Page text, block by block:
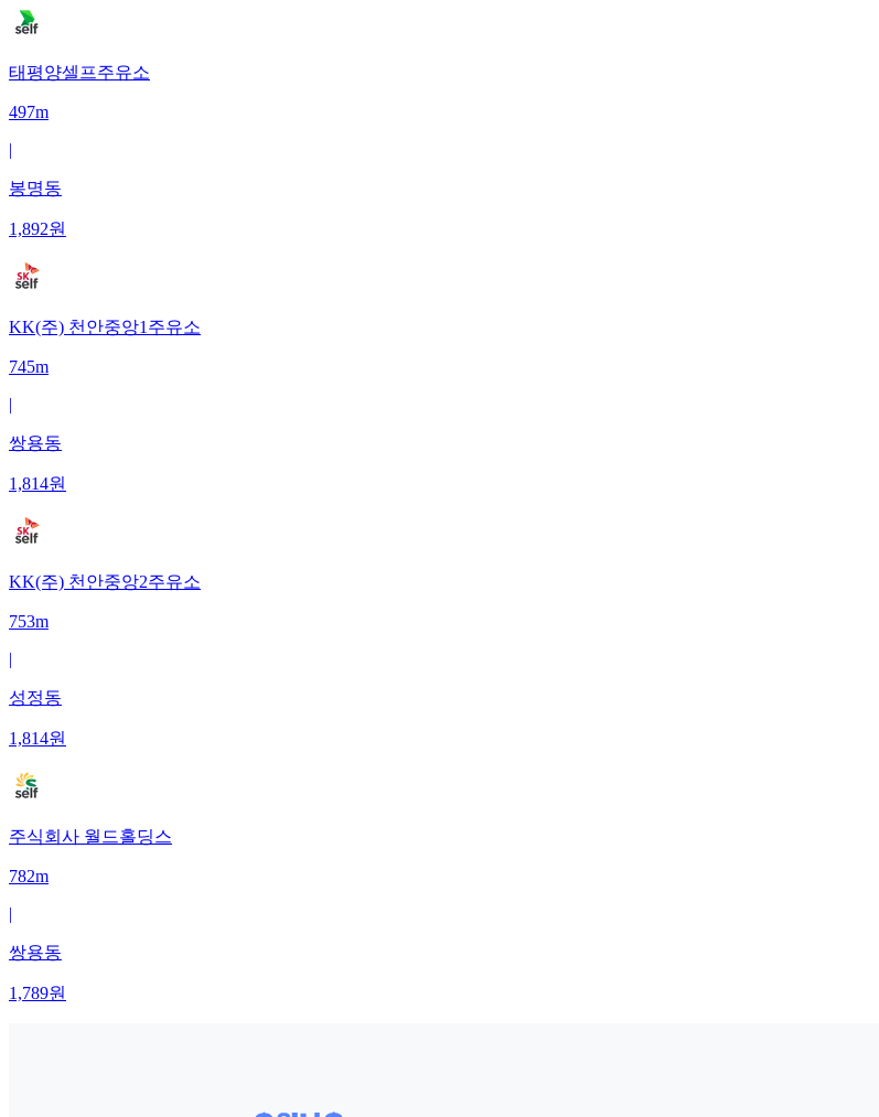
태평양셀프주유소
497m
|
봉명동
1,892원
KK(주) 천안중앙1주유소
745m
|
쌍용동
1,814원
KK(주) 천안중앙2주유소
753m
|
성정동
1,814원
주식회사 월드홀딩스
782m
|
쌍용동
1,789원